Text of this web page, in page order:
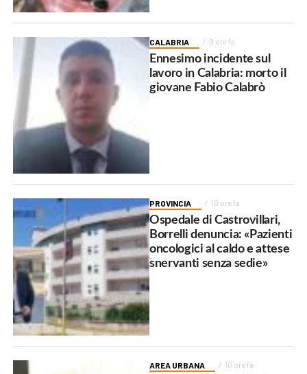
CALABRIA 9 ore fa
Ennesimo incidente sul
lavoro in Calabria: morto il
giovane Fabio Calabrò
PROVINCIA 10 ore fa
Ospedale di Castrovillari,
Borrelli denuncia: «Pazienti
oncologici al caldo e attese
snervanti senza sedie»
AREA URBANA 10 ore fa